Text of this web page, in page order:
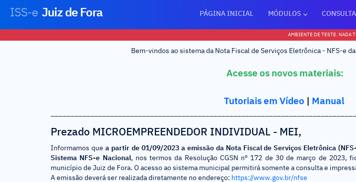
ISS-e Juiz de Fora PÁGINA INICIAL MÓDULOS
AMBIENTE DE TESTE. NADA
Bem-vindos ao sistema da Nota Fiscal de Serviços Eletrônica - NFS-e
Acesse os novos materiais:
Tutoriais em Vídeo Manual
Prezado MICROEMPREENDEDOR INDIVIDUAL - MEI,
Informamos que a partir de 01/09/2023 a emissão da Nota Fiscal de Serviços Eletrônica
Sistema NFS-e Nacional, nos termos da Resolução CGSN nº 172 de 30 de março de 2023,
município de Juiz de Fora. O acesso ao sistema municipal permitirá somente a consulta e
A emissão deverá ser realizada diretamente no endereço: https://www.gov.br/nfse